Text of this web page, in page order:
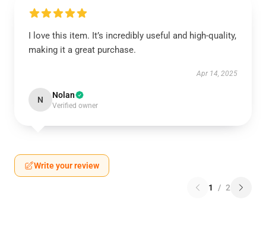
I love this item. It’s incredibly useful and high-quality,
making it a great purchase.
Apr 14, 2025
N Nolan
Verified owner
Write your review
1 / 2